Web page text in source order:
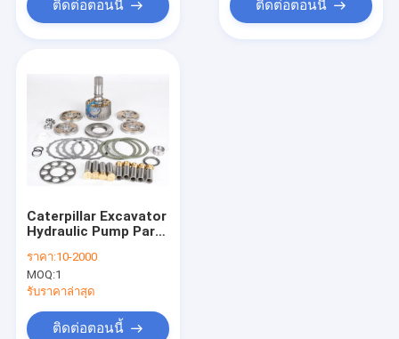
ติดต่อตอนนี้ ติดต่อตอนนี้
Caterpillar Excavator
Hydraulic Pump Parts
For Cat200 SH200
JCB200 R275-9
SK250-8 เครื่องขุดถัง
ราคา:10-2000
MOQ:1
รับราคาล่าสุด
ติดต่อตอนนี้